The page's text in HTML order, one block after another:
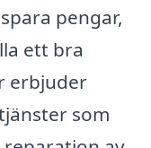
pengar,
ett bra
erbjuder
som